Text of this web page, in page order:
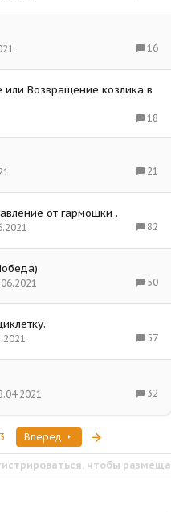
16
или Возвращение козлика в
18
21
от гармошки .
82
50
57
32
Вперед
чтобы